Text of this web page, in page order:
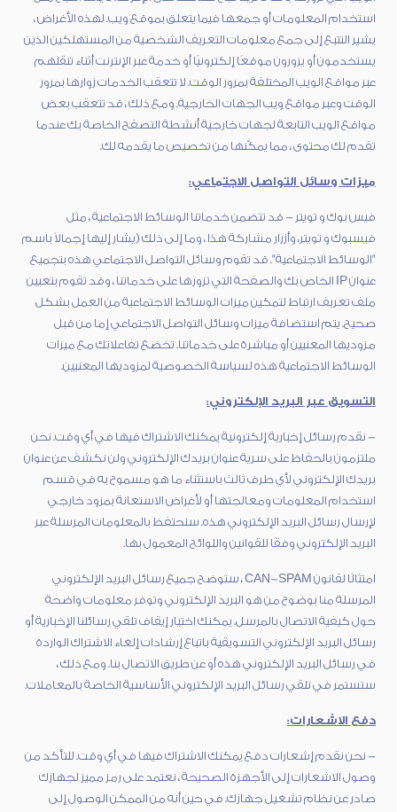
استخدام المعلومات أو جمعها فيما يتعلق بموقع ويب. لهذه الأغراض ،
يشير التتبع إلى جمع معلومات التعريف الشخصية من المستهلكين الذين
يستخدمون أو يزورون موقعًا إلكترونيًا أو خدمة عبر الإنترنت أثناء تنقلهم
عبر مواقع الويب المختلفة بمرور الوقت. لا تتعقب الخدمات زوارها بمرور
الوقت وعبر مواقع ويب الجهات الخارجية. ومع ذلك ، قد تتعقب بعض
مواقع الويب التابعة لجهات خارجية أنشطة التصفح الخاصة بك عندما
تقدم لك محتوى ، مما يمكّنها من تخصيص ما يقدمه لك.
ميزات وسائل التواصل الاجتماعي:
فيس بوك و تويتر - قد تتضمن خدماتنا الوسائط الاجتماعية ، مثل
فيسبوك و تويتر، وأزرار مشاركة هذا ، وما إلى ذلك (يشار إليها إجمالاً باسم
"الوسائط الاجتماعية". قد تقوم وسائل التواصل الاجتماعي هذه بتجميع
عنوان IP الخاص بك والصفحة التي تزورها على خدماتنا ، وقد تقوم بتعيين
ملف تعريف ارتباط لتمكين ميزات الوسائط الاجتماعية من العمل بشكل
صحيح. يتم استضافة ميزات وسائل التواصل الاجتماعي إما من قبل
مزوديها المعنيين أو مباشرة على خدماتنا. تخضع تفاعلاتك مع ميزات
الوسائط الاجتماعية هذه لسياسة الخصوصية لمزوديها المعنيين.
التسويق عبر البريد الإلكتروني:
- نقدم رسائل إخبارية إلكترونية يمكنك الاشتراك فيها في أي وقت. نحن
ملتزمون بالحفاظ على سرية عنوان بريدك الإلكتروني ولن نكشف عن عنوان
بريدك الإلكتروني لأي طرف ثالث باستثناء ما هو مسموح به في قسم
استخدام المعلومات ومعالجتها أو لأغراض الاستعانة بمزود خارجي
لإرسال رسائل البريد الإلكتروني هذه. سنحتفظ بالمعلومات المرسلة عبر
البريد الإلكتروني وفقًا للقوانين واللوائح المعمول بها.
امتثالًا لقانون CAN-SPAM ، ستوضح جميع رسائل البريد الإلكتروني
المرسلة منا بوضوح من هو البريد الإلكتروني وتوفر معلومات واضحة
حول كيفية الاتصال بالمرسل. يمكنك اختيار إيقاف تلقي رسائلنا الإخبارية أو
رسائل البريد الإلكتروني التسويقية باتباع إرشادات إلغاء الاشتراك الواردة
في رسائل البريد الإلكتروني هذه أو عن طريق الاتصال بنا. ومع ذلك ،
ستستمر في تلقي رسائل البريد الإلكتروني الأساسية الخاصة بالمعاملات.
دفع الاشعارات:
- نحن نقدم إشعارات دفع يمكنك الاشتراك فيها في أي وقت. للتأكد من
وصول الاشعارات إلى الأجهزة الصحيحة ، نعتمد على رمز مميز لجهازك
صادر عن نظام تشغيل جهازك. في حين أنه من الممكن الوصول إلى